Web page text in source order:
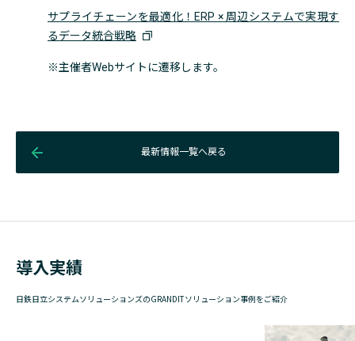
サプライチェーンを最適化！ERP × 周辺システムで実現す
るデータ統合戦略
※主催者Webサイトに遷移します。
最新情報一覧へ戻る
導入実績
日鉄日立システムソリューションズのGRANDITソリューション事例をご紹介